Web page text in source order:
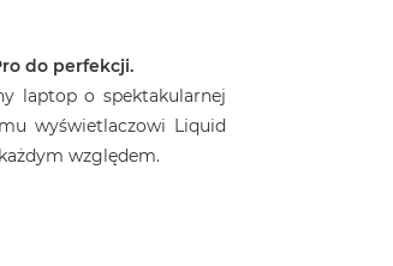
do perfekcji.
laptop o spektakularnej
wyświetlaczowi Liquid
względem.